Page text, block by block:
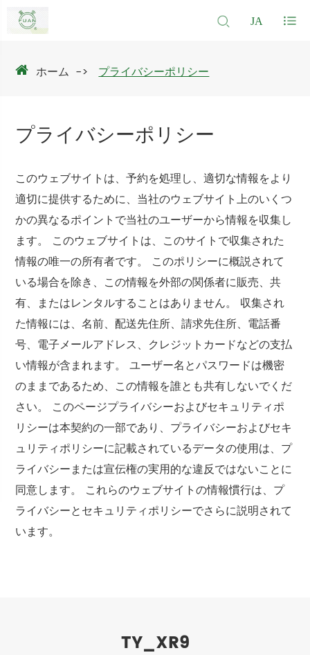
JA
ホーム プライバシーポリシー
プライバシーポリシー
このウェブサイトは、予約を処理し、適切な情報をより
適切に提供するために、当社のウェブサイト上のいくつ
かの異なるポイントで当社のユーザーから情報を収集し
ます。 このウェブサイトは、このサイトで収集された
情報の唯一の所有者です。 このポリシーに概説されて
いる場合を除き、この情報を外部の関係者に販売、共
有、またはレンタルすることはありません。 収集され
た情報には、名前、配送先住所、請求先住所、電話番
号、電子メールアドレス、クレジットカードなどの支払
い情報が含まれます。 ユーザー名とパスワードは機密
のままであるため、この情報を誰とも共有しないでくだ
さい。 このページプライバシーおよびセキュリティポ
リシーは本契約の一部であり、プライバシーおよびセキ
ュリティポリシーに記載されているデータの使用は、プ
ライバシーまたは宣伝権の実用的な違反ではないことに
同意します。 これらのウェブサイトの情報慣行は、プ
ライバシーとセキュリティポリシーでさらに説明されて
います。
TY_XR9